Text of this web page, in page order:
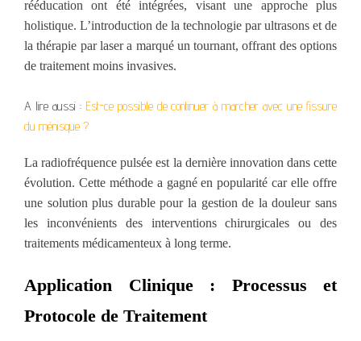
rééducation ont été intégrées, visant une approche plus
holistique. L’introduction de la technologie par ultrasons et de
la thérapie par laser a marqué un tournant, offrant des options
de traitement moins invasives.
A lire aussi : Est-ce possible de continuer à marcher avec une fissure
du ménisque ?
La radiofréquence pulsée est la dernière innovation dans cette
évolution. Cette méthode a gagné en popularité car elle offre
une solution plus durable pour la gestion de la douleur sans
les inconvénients des interventions chirurgicales ou des
traitements médicamenteux à long terme.
Application Clinique : Processus et
Protocole de Traitement